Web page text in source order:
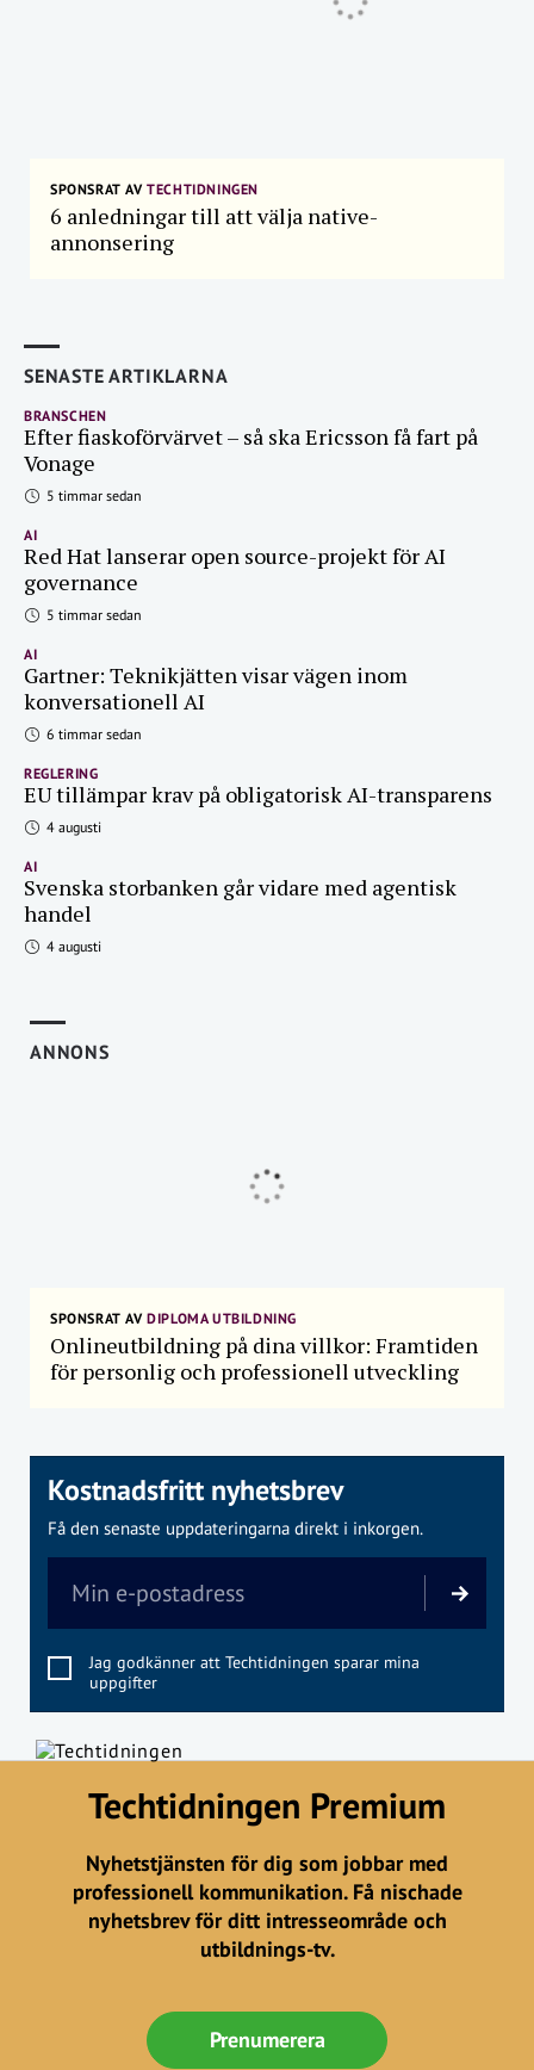
SPONSRAT AVTECHTIDNINGEN
6 anledningar till att välja native-
annonsering
SENASTE ARTIKLARNA
BRANSCHEN
Efter fiaskoförvärvet – så ska Ericsson få fart på
Vonage
5 timmar sedan
AI
Red Hat lanserar open source-projekt för AI
governance
5 timmar sedan
AI
Gartner: Teknikjätten visar vägen inom
konversationell AI
6 timmar sedan
REGLERING
EU tillämpar krav på obligatorisk AI-transparens
4 augusti
AI
Svenska storbanken går vidare med agentisk
handel
4 augusti
ANNONS
SPONSRAT AVDIPLOMA UTBILDNING
Onlineutbildning på dina villkor: Framtiden
för personlig och professionell utveckling
Kostnadsfritt nyhetsbrev
Få den senaste uppdateringarna direkt i inkorgen.
Jag godkänner att Techtidningen sparar mina
uppgifter
Techtidningen Premium
Nyhetstjänsten för dig som jobbar med
professionell kommunikation. Få nischade
nyhetsbrev för ditt intresseområde och
utbildnings-tv.
Prenumerera